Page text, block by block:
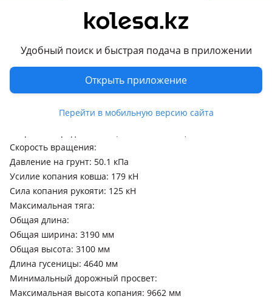
Удобный поиск и быстрая подача в приложении
Открыть приложение
Перейти в мобильную версию сайта
Колесный экскаватор XE265C
Рабочий вес: 25500 кг
Емкость ковша: 1.2 м³
Модель двигателя: ISUZU CC-6BG1TRP-05
Количество цилиндров: 6 шт
Номинальная мощность/скорость: 135.5/2150 кВт/об/мин
Скорость вращения:
Давление на грунт: 50.1 кПа
Усилие копания ковша: 179 кН
Сила копания рукояти: 125 кН
Максимальная тяга:
Общая длина:
Общая ширина: 3190 мм
Общая высота: 3100 мм
Длина гусеницы: 4640 мм
Минимальный дорожный просвет:
Максимальная высота копания: 9662 мм